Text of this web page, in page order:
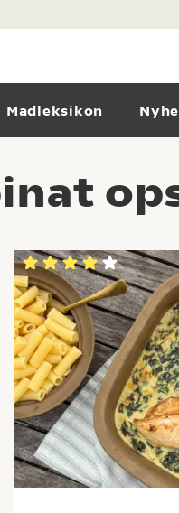
Madleksikon